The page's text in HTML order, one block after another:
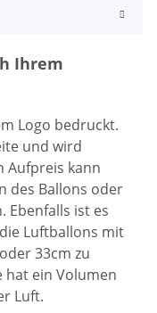
Ihrem
Logo bedruckt.
und wird
Aufpreis kann
des Ballons oder
Ebenfalls ist es
Luftballons mit
33cm zu
hat ein Volumen
Luft.